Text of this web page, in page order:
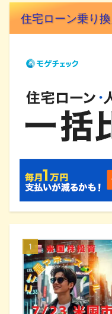
住宅ローン乗り